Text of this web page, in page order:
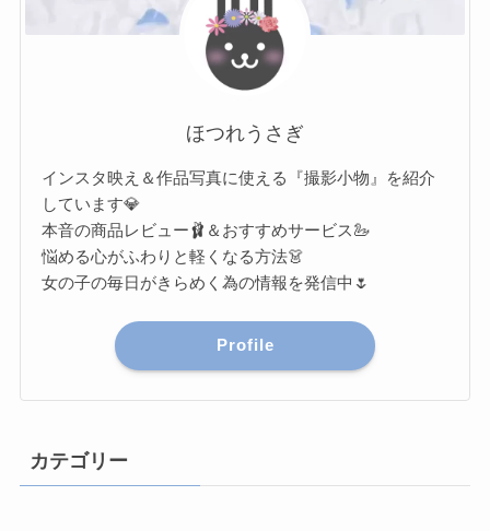
ほつれうさぎ
インスタ映え＆作品写真に使える『撮影小物』を紹介
しています💎
本音の商品レビュー🩰＆おすすめサービス🦢
悩める心がふわりと軽くなる方法👗
女の子の毎日がきらめく為の情報を発信中🌷
Profile
カテゴリー